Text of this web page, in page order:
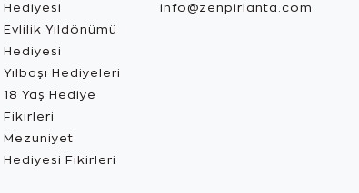
Hediyesi
Evlilik Yıldönümü
Hediyesi
Yılbaşı Hediyeleri
18 Yaş Hediye
Fikirleri
Mezuniyet
Hediyesi Fikirleri
info@zenpirlanta.com